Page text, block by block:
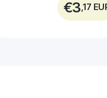
€3 ,17